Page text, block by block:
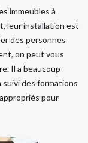
immeubles à
leur installation est
des personnes
on peut vous
Il a beaucoup
suivi des formations
pour